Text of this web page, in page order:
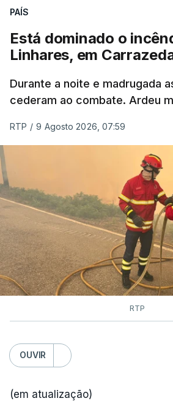
PAÍS
Está dominado o
Linhares, em
Durante a noite e madrugada
cederam ao combate. Ardeu
RTP / 9 Agosto 2026, 07:59
RTP
OUVIR
(em atualização)